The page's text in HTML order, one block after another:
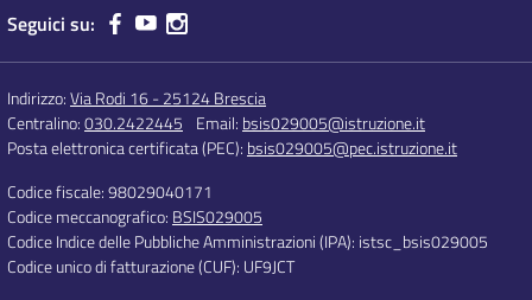
Seguici su:
Indirizzo:Via Rodi 16 - 25124 Brescia
Centralino:030.2422445 Email: bsis029005@istruzione.it
Posta elettronica certificata (PEC): bsis029005@pec.istruzione.it
Codice fiscale: 98029040171
Codice meccanografico: BSIS029005
Codice Indice delle Pubbliche Amministrazioni (IPA): istsc_bsis029005
Codice unico di fatturazione (CUF): UF9JCT